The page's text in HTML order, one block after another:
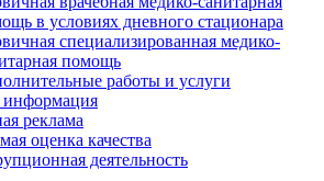
в условиях дневного стационара
специализированная медико-
помощь
работы и услуги
информация
реклама
оценка качества
деятельность